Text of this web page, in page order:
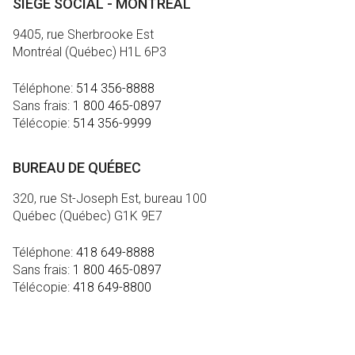
SIÈGE SOCIAL - MONTRÉAL
9405, rue Sherbrooke Est
Montréal (Québec) H1L 6P3
Téléphone: 514 356-8888
Sans frais: 1 800 465-0897
Télécopie: 514 356-9999
BUREAU DE QUÉBEC
320, rue St-Joseph Est, bureau 100
Québec (Québec) G1K 9E7
Téléphone: 418 649-8888
Sans frais: 1 800 465-0897
Télécopie: 418 649-8800